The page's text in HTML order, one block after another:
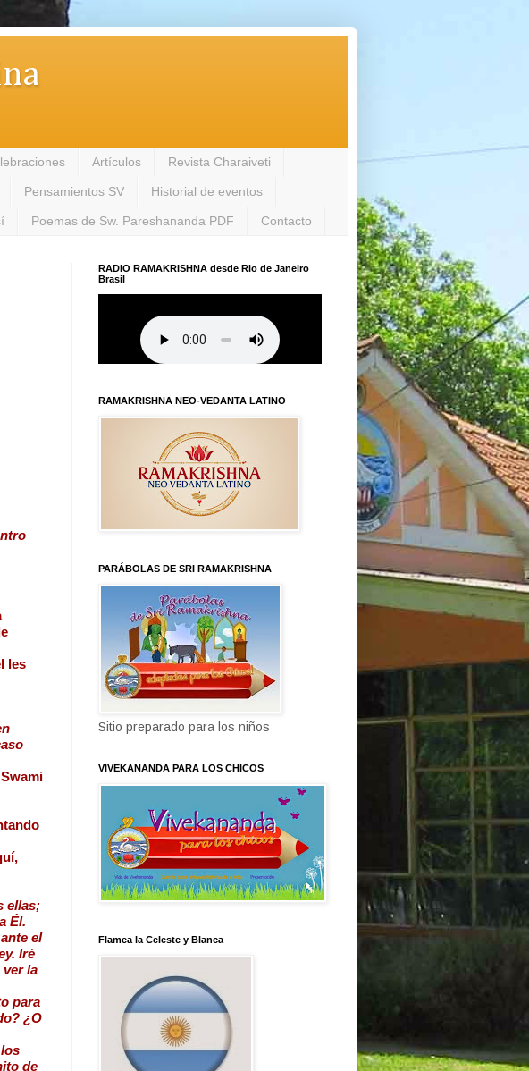
Artículos Revista Charaiveti
Pensamientos SV Historial de eventos
Poemas de Sw. Pareshananda PDF Contacto
les
ellas;
Él.
el
Iré
ver la
para
¿O
de
RADIO RAMAKRISHNA desde Rio de Janeiro
Brasil
RAMAKRISHNA NEO-VEDANTA LATINO
PARÁBOLAS DE SRI RAMAKRISHNA
Sitio preparado para los niños
VIVEKANANDA PARA LOS CHICOS
Flamea la Celeste y Blanca